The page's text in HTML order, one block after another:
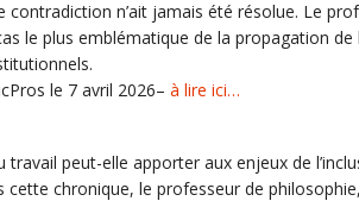
n’ait jamais été résolue. Le
le plus emblématique de la propagation de
le 7 avril 2026– à lire ici…
travail peut-elle apporter aux enjeux de
cette chronique, le professeur de